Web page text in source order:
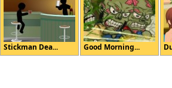
Stickman Dea... Good Morning...